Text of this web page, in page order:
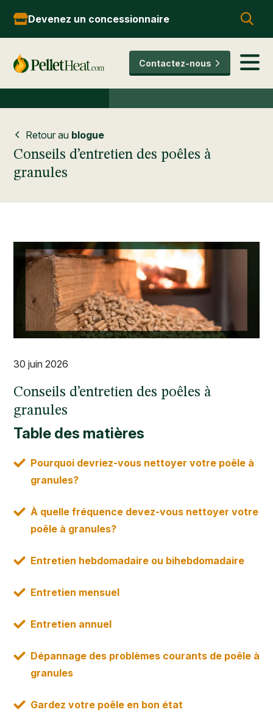
Devenez un concessionnaire
Contactez-nous
Retour au blogue
Conseils d’entretien des poêles à
granules
30 juin 2026
Conseils d’entretien des poêles à
granules
Table des matières
Pourquoi devriez-vous nettoyer votre poêle à
granules?
À quelle fréquence devez-vous nettoyer votre
poêle à granules?
Entretien hebdomadaire ou bihebdomadaire
Entretien mensuel
Entretien annuel
Dépannage des problèmes courants de poêle à
granules
Gardez votre poêle en bon état